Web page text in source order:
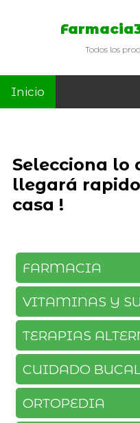
Todos los
Inicio
Selecciona lo
llegará
casa !
FARMACIA
VITAMINAS Y
TERAPIAS
CUIDADO
ORTOPEDIA